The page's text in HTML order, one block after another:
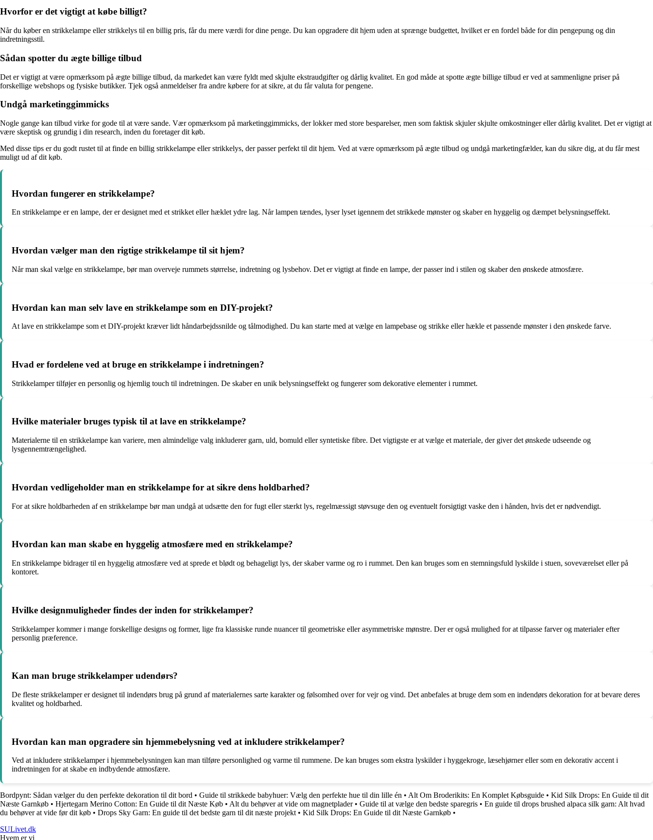
Hvorfor er det vigtigt at købe billigt?
Når du køber en strikkelampe eller strikkelys til en billig pris, får du mere værdi for dine penge. Du kan opgradere dit hjem uden at sprænge budgettet, hvilket er en fordel både for din pengepung og din
indretningsstil.
Sådan spotter du ægte billige tilbud
Det er vigtigt at være opmærksom på ægte billige tilbud, da markedet kan være fyldt med skjulte ekstraudgifter og dårlig kvalitet. En god måde at spotte ægte billige tilbud er ved at sammenligne priser på
forskellige webshops og fysiske butikker. Tjek også anmeldelser fra andre købere for at sikre, at du får valuta for pengene.
Undgå marketinggimmicks
Nogle gange kan tilbud virke for gode til at være sande. Vær opmærksom på marketinggimmicks, der lokker med store besparelser, men som faktisk skjuler skjulte omkostninger eller dårlig kvalitet. Det er vigtigt at
være skeptisk og grundig i din research, inden du foretager dit køb.
Med disse tips er du godt rustet til at finde en billig strikkelampe eller strikkelys, der passer perfekt til dit hjem. Ved at være opmærksom på ægte tilbud og undgå marketingfælder, kan du sikre dig, at du får mest
muligt ud af dit køb.
Hvordan fungerer en strikkelampe?
En strikkelampe er en lampe, der er designet med et strikket eller hæklet ydre lag. Når lampen tændes, lyser lyset igennem det strikkede mønster og skaber en hyggelig og dæmpet belysningseffekt.
Hvordan vælger man den rigtige strikkelampe til sit hjem?
Når man skal vælge en strikkelampe, bør man overveje rummets størrelse, indretning og lysbehov. Det er vigtigt at finde en lampe, der passer ind i stilen og skaber den ønskede atmosfære.
Hvordan kan man selv lave en strikkelampe som en DIY-projekt?
At lave en strikkelampe som et DIY-projekt kræver lidt håndarbejdssnilde og tålmodighed. Du kan starte med at vælge en lampebase og strikke eller hækle et passende mønster i den ønskede farve.
Hvad er fordelene ved at bruge en strikkelampe i indretningen?
Strikkelamper tilføjer en personlig og hjemlig touch til indretningen. De skaber en unik belysningseffekt og fungerer som dekorative elementer i rummet.
Hvilke materialer bruges typisk til at lave en strikkelampe?
Materialerne til en strikkelampe kan variere, men almindelige valg inkluderer garn, uld, bomuld eller syntetiske fibre. Det vigtigste er at vælge et materiale, der giver det ønskede udseende og
lysgennemtrængelighed.
Hvordan vedligeholder man en strikkelampe for at sikre dens holdbarhed?
For at sikre holdbarheden af en strikkelampe bør man undgå at udsætte den for fugt eller stærkt lys, regelmæssigt støvsuge den og eventuelt forsigtigt vaske den i hånden, hvis det er nødvendigt.
Hvordan kan man skabe en hyggelig atmosfære med en strikkelampe?
En strikkelampe bidrager til en hyggelig atmosfære ved at sprede et blødt og behageligt lys, der skaber varme og ro i rummet. Den kan bruges som en stemningsfuld lyskilde i stuen, soveværelset eller på
kontoret.
Hvilke designmuligheder findes der inden for strikkelamper?
Strikkelamper kommer i mange forskellige designs og former, lige fra klassiske runde nuancer til geometriske eller asymmetriske mønstre. Der er også mulighed for at tilpasse farver og materialer efter
personlig præference.
Kan man bruge strikkelamper udendørs?
De fleste strikkelamper er designet til indendørs brug på grund af materialernes sarte karakter og følsomhed over for vejr og vind. Det anbefales at bruge dem som en indendørs dekoration for at bevare deres
kvalitet og holdbarhed.
Hvordan kan man opgradere sin hjemmebelysning ved at inkludere strikkelamper?
Ved at inkludere strikkelamper i hjemmebelysningen kan man tilføre personlighed og varme til rummene. De kan bruges som ekstra lyskilder i hyggekroge, læsehjørner eller som en dekorativ accent i
indretningen for at skabe en indbydende atmosfære.
Bordpynt: Sådan vælger du den perfekte dekoration til dit bord • Guide til strikkede babyhuer: Vælg den perfekte hue til din lille én • Alt Om Broderikits: En Komplet Købsguide • Kid Silk Drops: En Guide til dit
Næste Garnkøb • Hjertegarn Merino Cotton: En Guide til dit Næste Køb • Alt du behøver at vide om magnetplader• Guide til at vælge den bedste sparegris • En guide til drops brushed alpaca silk garn: Alt hvad
du behøver at vide før dit køb • Drops Sky Garn: En guide til det bedste garn til dit næste projekt • Kid Silk Drops: En Guide til dit Næste Garnkøb •
SULivet.dk
Hvem er vi